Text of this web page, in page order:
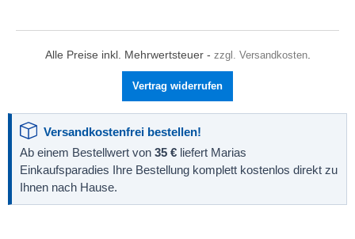
Alle Preise inkl. Mehrwertsteuer - zzgl. Versandkosten.
Vertrag widerrufen
Versandkostenfrei bestellen!
Ab einem Bestellwert von 35 € liefert Marias
Einkaufsparadies Ihre Bestellung komplett kostenlos direkt zu
Ihnen nach Hause.